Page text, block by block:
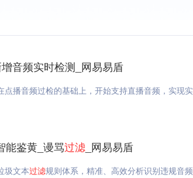
音频实时检测_网易易盾
点播音频过检的基础上，开始支持直播音频，实现
能鉴黄_谩骂过滤 _网易易盾
圾文本过滤规则体系，精准、高效分析识别违规音